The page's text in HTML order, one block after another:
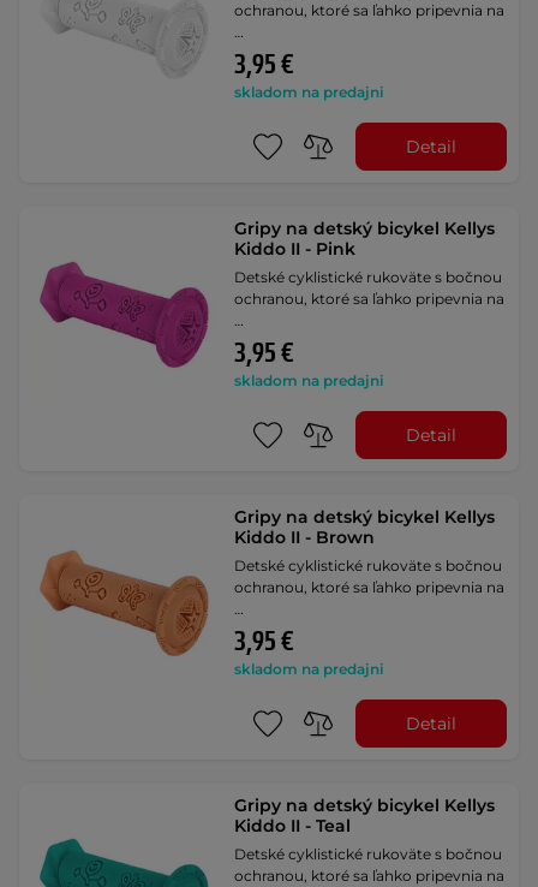
ochranou, ktoré sa ľahko pripevnia na
…
3,95 €
skladom na predajni
Detail
Gripy na detský bicykel Kellys
Kiddo II - Pink
Detské cyklistické rukoväte s bočnou
ochranou, ktoré sa ľahko pripevnia na
…
3,95 €
skladom na predajni
Detail
Gripy na detský bicykel Kellys
Kiddo II - Brown
Detské cyklistické rukoväte s bočnou
ochranou, ktoré sa ľahko pripevnia na
…
3,95 €
skladom na predajni
Detail
Gripy na detský bicykel Kellys
Kiddo II - Teal
Detské cyklistické rukoväte s bočnou
ochranou, ktoré sa ľahko pripevnia na